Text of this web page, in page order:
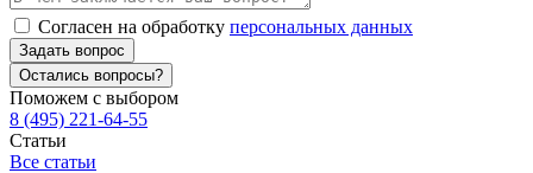
Согласен на обработку персональных данных
Задать вопрос
Остались вопросы?
Поможем с выбором
8 (495) 221-64-55
Статьи
Все статьи